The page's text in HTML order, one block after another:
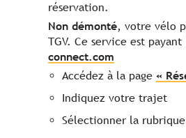
réservation.
Non démonté, votre vélo
TGV. Ce service est
connect.com
Accédez à la page «
Indiquez votre trajet
Sélectionner la